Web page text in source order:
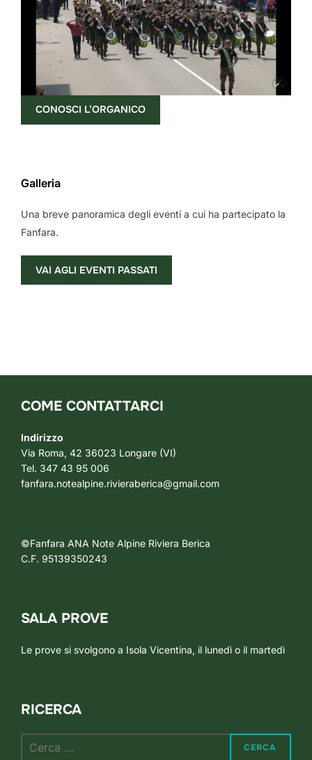
CONOSCI L’ORGANICO
Galleria
Una breve panoramica degli eventi a cui ha partecipato la
Fanfara.
VAI AGLI EVENTI PASSATI
COME CONTATTARCI
Indirizzo
Via Roma, 42 36023 Longare (VI)
Tel. 347 43 95 006
fanfara.notealpine.rivieraberica@gmail.com
©Fanfara ANA Note Alpine Riviera Berica
C.F. 95139350243
SALA PROVE
Le prove si svolgono a Isola Vicentina, il lunedì o il martedì
RICERCA
per:
CERCA